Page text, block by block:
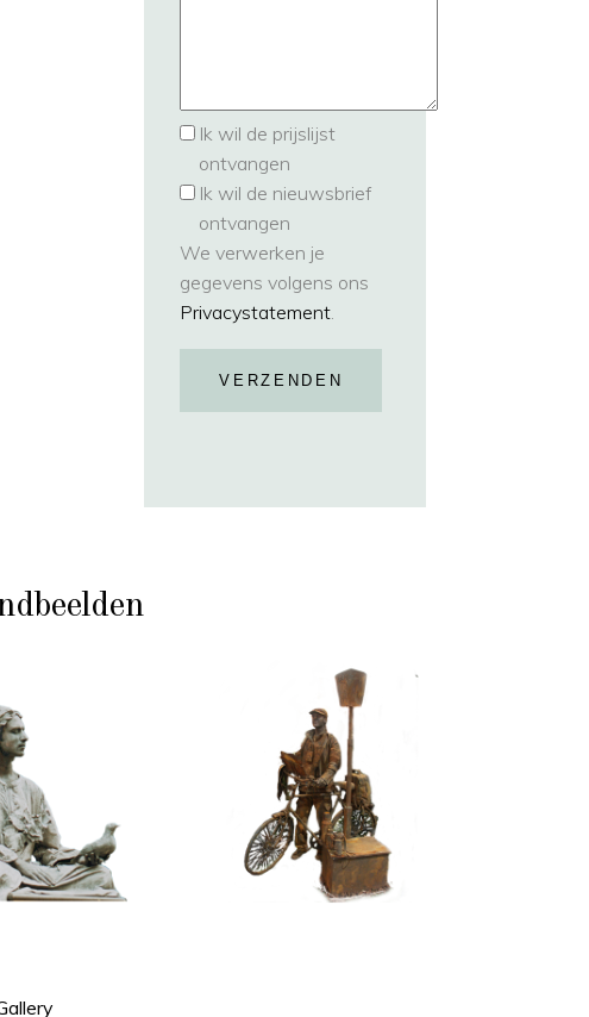
Ik wil de prijslijst
ontvangen
Ik wil de nieuwsbrief
ontvangen
We verwerken je
gegevens volgens ons
Privacystatement
VERZENDEN
PRIJSWINNEND
100
Meditatief
Beeld
HEDENDAAGS
IJZER/ROEST
099
Toerist